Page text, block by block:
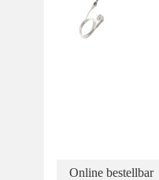
Online bestellbar